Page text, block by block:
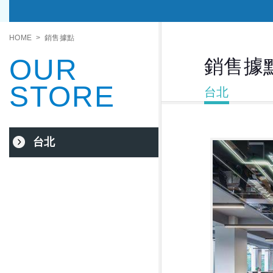
HOME 銷售據點
OUR
STORE
台北
銷售據
台北